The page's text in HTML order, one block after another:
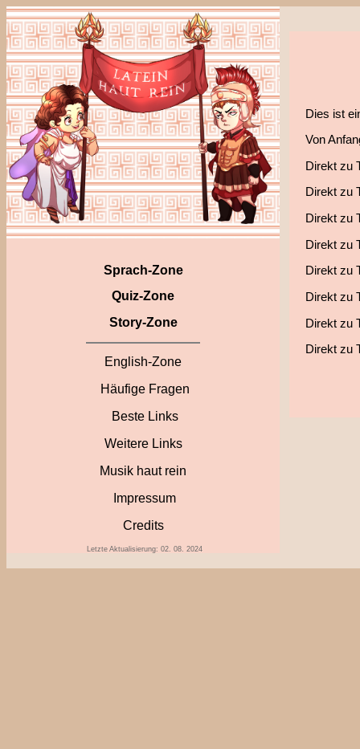
Sprach-Zone
Quiz-Zone
Story-Zone
English-Zone
Häufige Fragen
Beste Links
Weitere Links
Musik haut rein
Impressum
Credits
Letzte Aktualisierung: 02. 08. 2024
Dies ist
Von
Direkt zu
Direkt zu
Direkt zu
Direkt zu
Direkt zu
Direkt zu
Direkt zu
Direkt zu